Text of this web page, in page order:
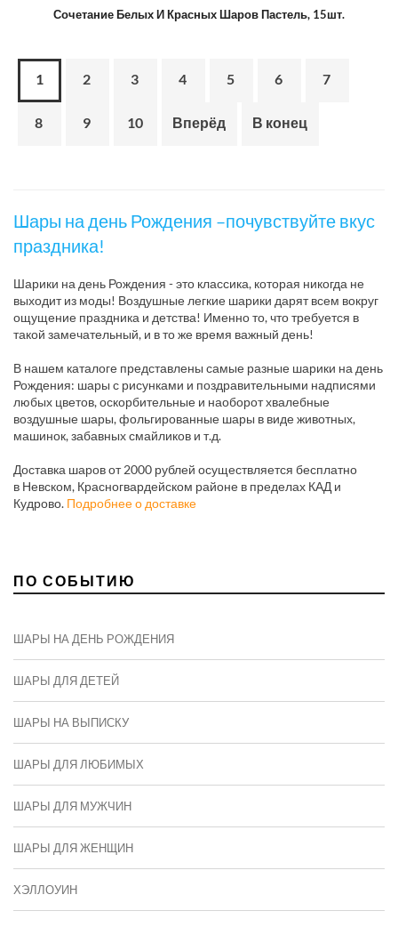
Сочетание Белых И Красных Шаров Пастель, 15шт.
1 2 3 4 5 6 7
8 9 10 Вперёд В конец
Шары на день Рождения –почувствуйте вкус
праздника!
Шарики на день Рождения - это классика, которая никогда не
выходит из моды! Воздушные легкие шарики дарят всем вокруг
ощущение праздника и детства! Именно то, что требуется в
такой замечательный, и в то же время важный день!
В нашем каталоге представлены самые разные шарики на день
Рождения: шары с рисунками и поздравительными надписями
любых цветов, оскорбительные и наоборот хвалебные
воздушные шары, фольгированные шары в виде животных,
машинок, забавных смайликов и т.д.
Доставка шаров от 2000 рублей осуществляется бесплатно
в Невском, Красногвардейском районе в пределах КАД и
Кудрово. Подробнее о доставке
ПО СОБЫТИЮ
ШАРЫ НА ДЕНЬ РОЖДЕНИЯ
ШАРЫ ДЛЯ ДЕТЕЙ
ШАРЫ НА ВЫПИСКУ
ШАРЫ ДЛЯ ЛЮБИМЫХ
ШАРЫ ДЛЯ МУЖЧИН
ШАРЫ ДЛЯ ЖЕНЩИН
ХЭЛЛОУИН